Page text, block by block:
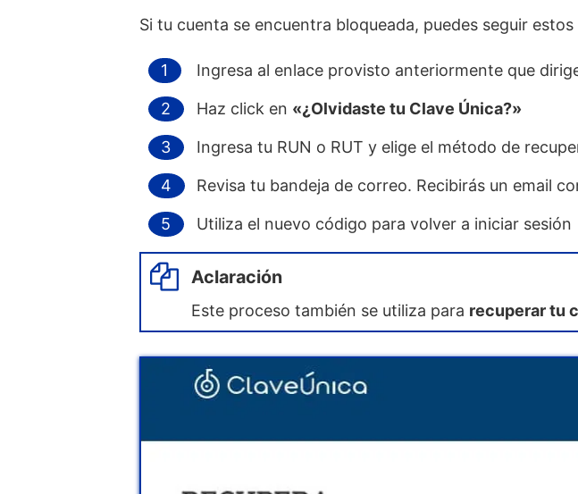
Si tu cuenta se encuentra bloqueada, puedes seguir
Ingresa al enlace provisto anteriormente que
Haz click en «¿Olvidaste tu Clave Única?»
Ingresa tu RUN o RUT y elige el método de
Revisa tu bandeja de correo. Recibirás un email
Utiliza el nuevo código para volver a iniciar sesión
Aclaración
Este proceso también se utiliza para recuperar tu